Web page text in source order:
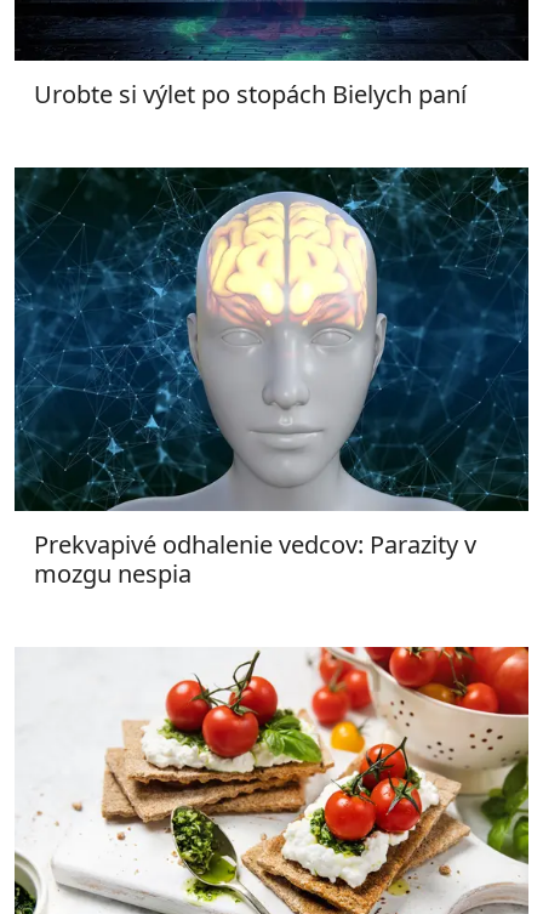
Urobte si výlet po stopách Bielych paní
Prekvapivé odhalenie vedcov: Parazity v
mozgu nespia